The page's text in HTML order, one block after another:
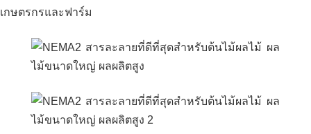
เกษตรกรและฟาร์ม